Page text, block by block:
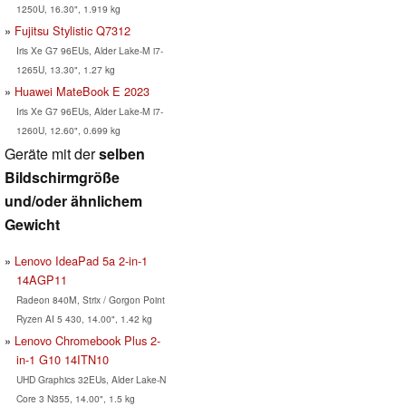
1250U, 16.30", 1.919 kg
Fujitsu Stylistic Q7312
Iris Xe G7 96EUs, Alder Lake-M i7-
1265U, 13.30", 1.27 kg
Huawei MateBook E 2023
Iris Xe G7 96EUs, Alder Lake-M i7-
1260U, 12.60", 0.699 kg
Geräte mit derselben
Bildschirmgröße
und/oder ähnlichem
Gewicht
Lenovo IdeaPad 5a 2-in-1
14AGP11
Radeon 840M, Strix / Gorgon Point
Ryzen AI 5 430, 14.00", 1.42 kg
Lenovo Chromebook Plus 2-
in-1 G10 14ITN10
UHD Graphics 32EUs, Alder Lake-N
Core 3 N355, 14.00", 1.5 kg